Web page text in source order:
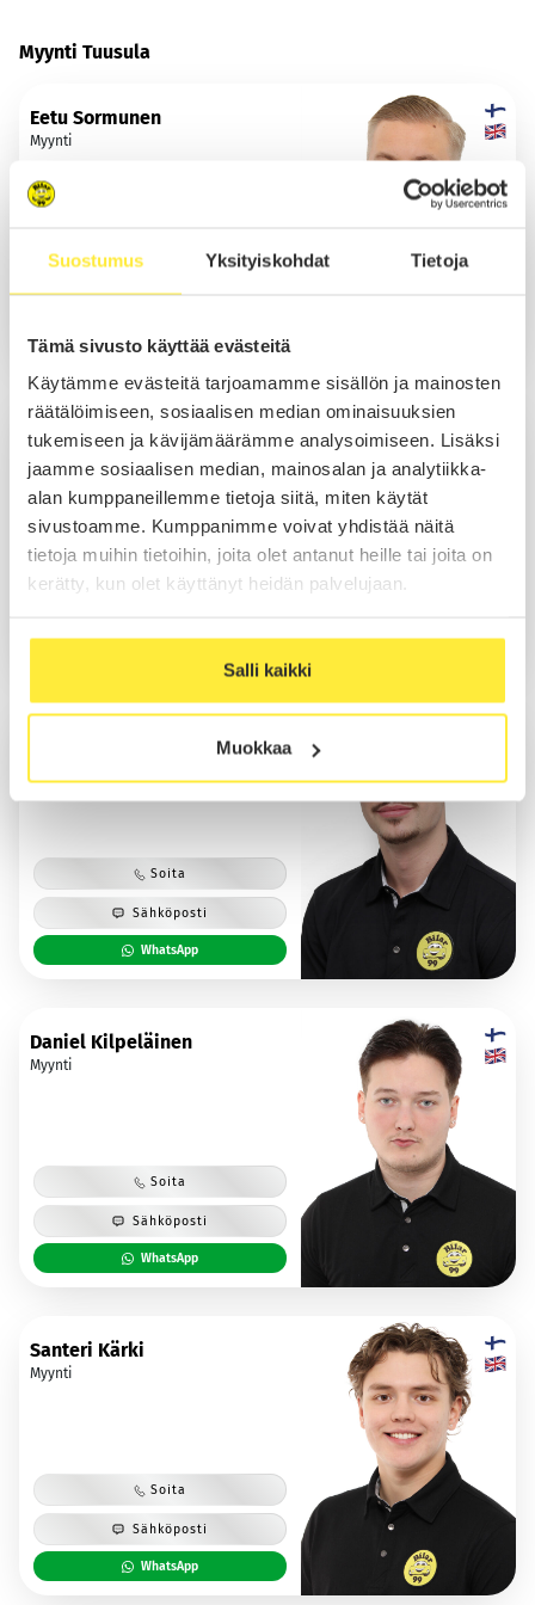
Suostumus Yksityiskohdat Tietoja
Tämä sivusto käyttää evästeitä
Käytämme evästeitä tarjoamamme sisällön ja mainosten
räätälöimiseen, sosiaalisen median ominaisuuksien
tukemiseen ja kävijämäärämme analysoimiseen. Lisäksi
jaamme sosiaalisen median, mainosalan ja analytiikka-
alan kumppaneillemme tietoja siitä, miten käytät
sivustoamme. Kumppanimme voivat yhdistää näitä
tietoja muihin tietoihin, joita olet antanut heille tai joita on
kerätty, kun olet käyttänyt heidän palvelujaan.
Salli kaikki
Muokkaa
Myynti Tuusula
Eetu Sormunen
Myynti
Lomalla 09.08.2026 asti
Jussi Tallberg
Myynti
Soita
WhatsApp
Soita
Sähköposti
WhatsApp
Daniel Kilpeläinen
Myynti
Soita
Sähköposti
WhatsApp
Santeri Kärki
Myynti
Soita
Sähköposti
WhatsApp